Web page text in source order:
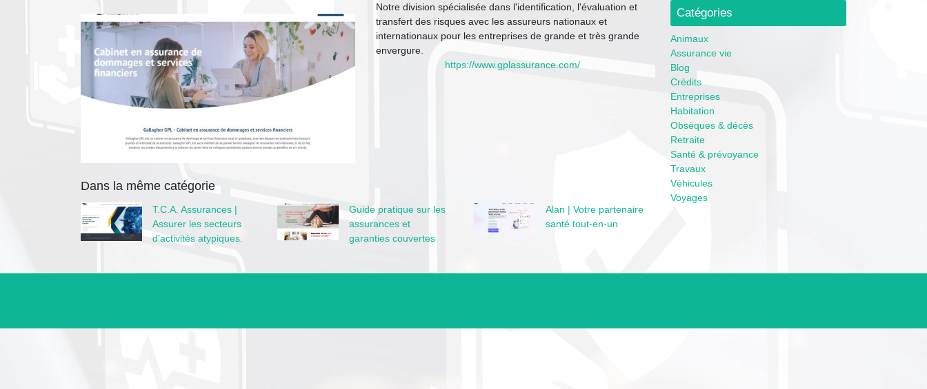
Notre division spécialisée dans l'identification, l'évaluation et
transfert des risques avec les assureurs nationaux et
internationaux pour les entreprises de grande et très grande
envergure.
https://www.gplassurance.com/
Dans la même catégorie
T.C.A. Assurances |
Assurer les secteurs
d’activités atypiques.
Guide pratique sur les
assurances et
garanties couvertes
Alan | Votre partenaire
santé tout-en-un
Catégories
Animaux
Assurance vie
Blog
Crédits
Entreprises
Habitation
Obsèques & décès
Retraite
Santé & prévoyance
Travaux
Véhicules
Voyages